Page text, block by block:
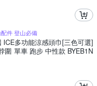
件 登山必備
ICE多功能涼感頭巾[三色可選]
圍 單車 跑步 中性款 BYEB1N